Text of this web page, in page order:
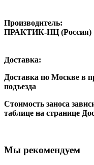
Производитель:
ПРАКТИК-НЦ (Россия)
Доставка:
Доставка по Москве в
подъезда
Стоимость заноса
таблице на странице
Мы рекомендуем